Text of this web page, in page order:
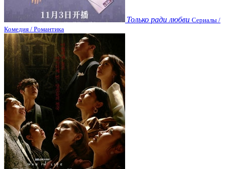
Только ради любви Сериалы /
Комедия / Романтика